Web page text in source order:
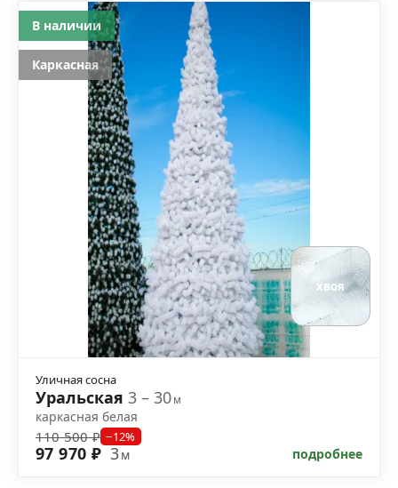
хвоя
Уличная сосна
Уральская 3 – 30м
каркасная белая
110 500 ₽ −12%
97 970 ₽ 3м подробнее
В наличии
Каркасная